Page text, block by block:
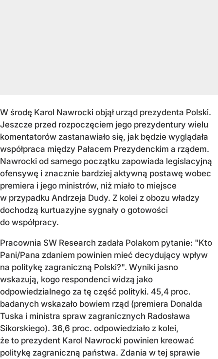
W środę Karol Nawrocki objął urząd prezydenta Polski.
Jeszcze przed rozpoczęciem jego prezydentury wielu
komentatorów zastanawiało się, jak będzie wyglądała
współpraca między Pałacem Prezydenckim a rządem.
Nawrocki od samego początku zapowiada legislacyjną
ofensywę i znacznie bardziej aktywną postawę wobec
premiera i jego ministrów, niż miało to miejsce
w przypadku Andrzeja Dudy. Z kolei z obozu władzy
dochodzą kurtuazyjne sygnały o gotowości
do współpracy.
Pracownia SW Research zadała Polakom pytanie: "Kto
Pani/Pana zdaniem powinien mieć decydujący wpływ
na politykę zagraniczną Polski?". Wyniki jasno
wskazują, kogo respondenci widzą jako
odpowiedzialnego za tę część polityki. 45,4 proc.
badanych wskazało bowiem rząd (premiera Donalda
Tuska i ministra spraw zagranicznych Radosława
Sikorskiego). 36,6 proc. odpowiedziało z kolei,
że to prezydent Karol Nawrocki powinien kreować
politykę zagraniczną państwa. Zdania w tej sprawie